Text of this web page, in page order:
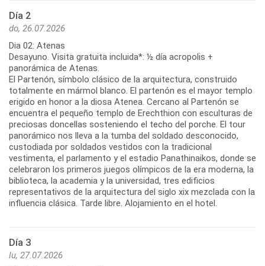
Día 2
do, 26.07.2026
Dia 02: Atenas
Desayuno. Visita gratuita incluida*: ½ día acropolis +
panorámica de Atenas.
El Partenón, símbolo clásico de la arquitectura, construido
totalmente en mármol blanco. El partenón es el mayor templo
erigido en honor a la diosa Atenea. Cercano al Partenón se
encuentra el pequeño templo de Erechthion con esculturas de
preciosas doncellas sosteniendo el techo del porche. El tour
panorámico nos lleva a la tumba del soldado desconocido,
custodiada por soldados vestidos con la tradicional
vestimenta, el parlamento y el estadio Panathinaikos, donde se
celebraron los primeros juegos olímpicos de la era moderna, la
biblioteca, la academia y la universidad, tres edificios
representativos de la arquitectura del siglo xix mezclada con la
influencia clásica. Tarde libre. Alojamiento en el hotel.
Día 3
lu, 27.07.2026